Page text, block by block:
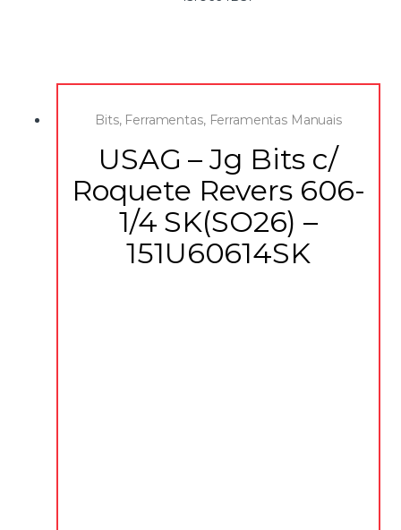
Bits, Ferramentas, Ferramentas Manuais
USAG – Jg Bits c/
Roquete Revers 606-
1/4 SK(SO26) –
151U60614SK